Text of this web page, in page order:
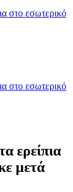
στο εσωτερικό
στο εσωτερικό
ερείπια
μετά